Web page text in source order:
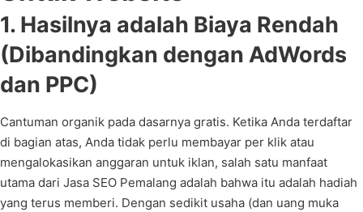
1. Hasilnya adalah Biaya Rendah
(Dibandingkan dengan AdWords
dan PPC)
Cantuman organik pada dasarnya gratis. Ketika Anda terdaftar
di bagian atas, Anda tidak perlu membayar per klik atau
mengalokasikan anggaran untuk iklan, salah satu manfaat
utama dari Jasa SEO Pemalang adalah bahwa itu adalah hadiah
yang terus memberi. Dengan sedikit usaha (dan uang muka